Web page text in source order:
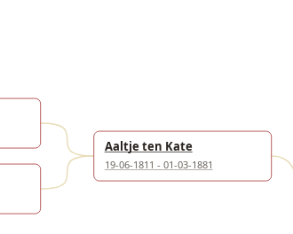
Aaltje ten Kate
19-06-1811 - 01-03-1881